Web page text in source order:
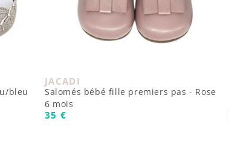
bleu
Fournisseur :
JACADI
Salomés bébé fille premiers pas - Rose
6 mois
Prix habituel
35 €